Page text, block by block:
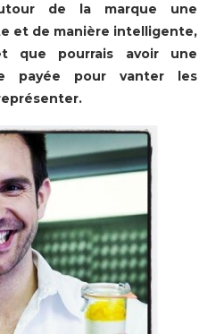
de la marque une
et de manière intelligente,
que pourrais avoir une
payée pour vanter les